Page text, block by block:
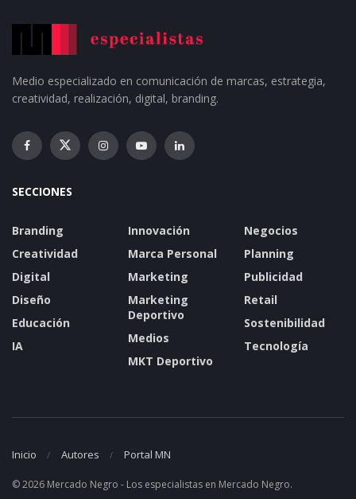
Medio especializado en comunicación de marcas, estrategia,
creatividad, realización, digital, branding.
SECCIONES
Branding
Creatividad
Digital
Diseño
Educación
IA
Innovación
Marca Personal
Marketing
Marketing
Deportivo
Medios
MKT Deportivo
Negocios
Planning
Publicidad
Retail
Sostenibilidad
Tecnología
Inicio Autores Portal MN
© 2026 Mercado Negro - Los especialistas en Mercado Negro.